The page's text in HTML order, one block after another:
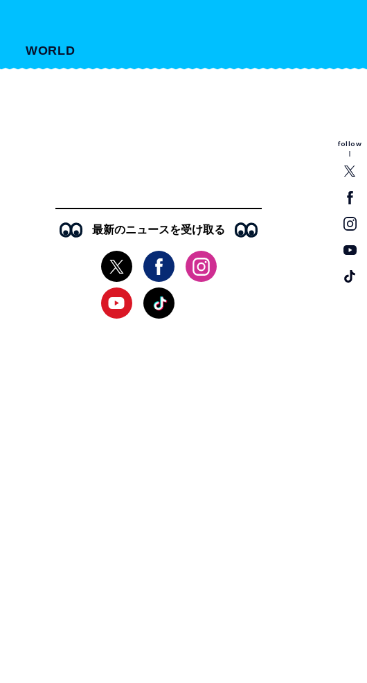
WORLD
follow
最新のニュースを受け取る